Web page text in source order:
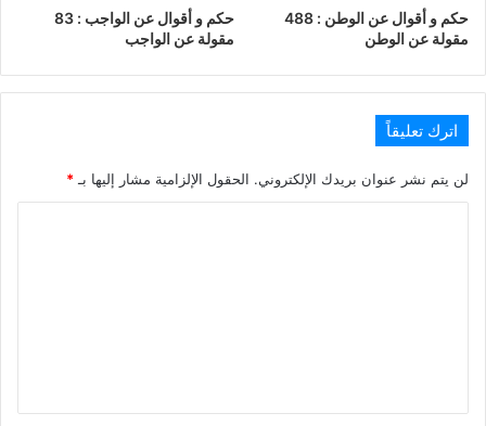
حكم و أقوال عن الوطن : 488
مقولة عن الوطن
حكم و أقوال عن الواجب : 83
مقولة عن الواجب
اترك تعليقاً
لن يتم نشر عنوان بريدك الإلكتروني. الحقول الإلزامية مشار إليها بـ *
ق